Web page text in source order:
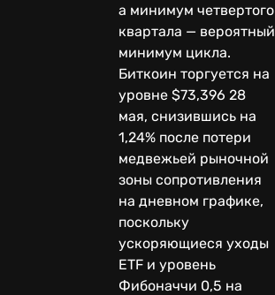
а минимум четвертого
квартала — вероятный
минимум цикла.
Биткоин торгуется на
уровне $73,396 28
мая, снизившись на
1,24% после потери
медвежьей рыночной
зоны сопротивления
на дневном графике,
поскольку
ускоряющиеся уходы
ETF и уровень
Фибоначчи 0,5 на